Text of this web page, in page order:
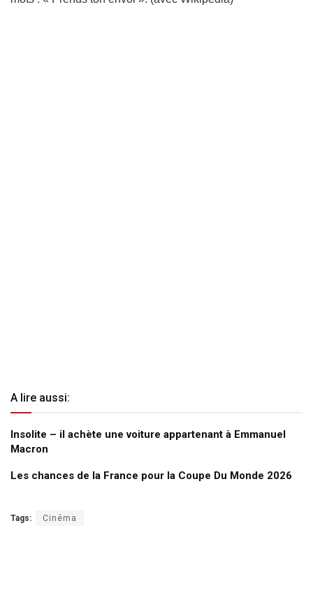
A lire aussi:
Insolite – il achète une voiture appartenant à Emmanuel
Macron
Les chances de la France pour la Coupe Du Monde 2026
Tags: Cinéma